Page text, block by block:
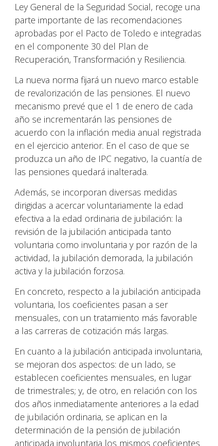
Ley General de la Seguridad Social, recoge una
parte importante de las recomendaciones
aprobadas por el Pacto de Toledo e integradas
en el componente 30 del Plan de
Recuperación, Transformación y Resiliencia.
La nueva norma fijará un nuevo marco estable
de revalorización de las pensiones. El nuevo
mecanismo prevé que el 1 de enero de cada
año se incrementarán las pensiones de
acuerdo con la inflación media anual registrada
en el ejercicio anterior. En el caso de que se
produzca un año de IPC negativo, la cuantía de
las pensiones quedará inalterada.
Además, se incorporan diversas medidas
dirigidas a acercar voluntariamente la edad
efectiva a la edad ordinaria de jubilación: la
revisión de la jubilación anticipada tanto
voluntaria como involuntaria y por razón de la
actividad, la jubilación demorada, la jubilación
activa y la jubilación forzosa.
En concreto, respecto a la jubilación anticipada
voluntaria, los coeficientes pasan a ser
mensuales, con un tratamiento más favorable
a las carreras de cotización más largas.
En cuanto a la jubilación anticipada involuntaria,
se mejoran dos aspectos: de un lado, se
establecen coeficientes mensuales, en lugar
de trimestrales; y, de otro, en relación con los
dos años inmediatamente anteriores a la edad
de jubilación ordinaria, se aplican en la
determinación de la pensión de jubilación
anticipada involuntaria los mismos coeficientes